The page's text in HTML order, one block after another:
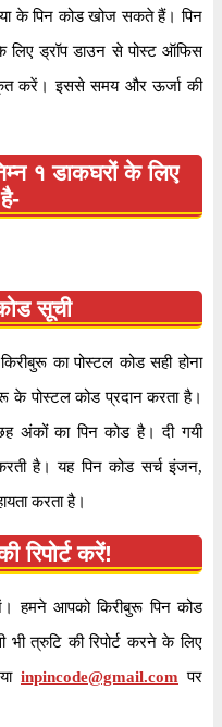
के पिन कोड खोज सकते हैं। पिन
लिए ड्रॉप डाउन से पोस्ट ऑफिस
करें। इससे समय और ऊर्जा की
१ डाकघरों के लिए
सूची
का पोस्टल कोड सही होना
के पोस्टल कोड प्रदान करता है।
अंकों का पिन कोड है। दी गयी
है। यह पिन कोड सर्च इंजन,
करता है।
रिपोर्ट करें!
हमने आपको किरीबुरू पिन कोड
त्रुटि की रिपोर्ट करने के लिए
inpincode@gmail.com पर